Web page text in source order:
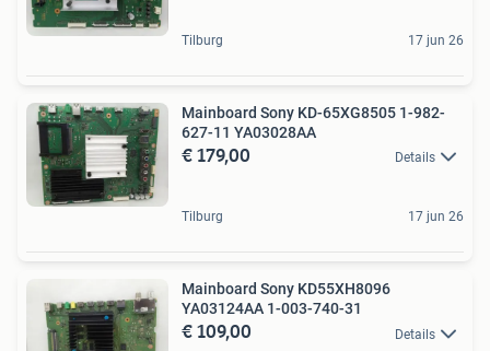
Tilburg 17 jun 26
Mainboard Sony KD-65XG8505 1-982-
627-11 YA03028AA
€ 179,00 Details
Tilburg 17 jun 26
Mainboard Sony KD55XH8096
YA03124AA 1-003-740-31
€ 109,00 Details